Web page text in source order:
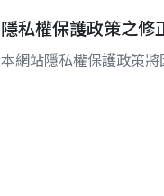
隱私權保護政策之修
本網站隱私權保護政策